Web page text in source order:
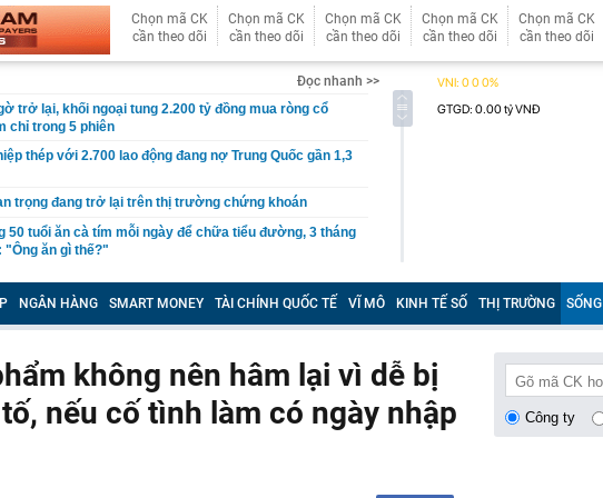
Chọn mã CK
cần theo dõi
Chọn mã CK
cần theo dõi
Chọn mã CK
cần theo dõi
Chọn mã CK
cần theo dõi
Chọn mã CK
cần theo dõi
Đọc nhanh >>
trở lại, khối ngoại tung 2.200 tỷ đồng mua ròng cổ
chỉ trong 5 phiên
thép với 2.700 lao động đang nợ Trung Quốc gần 1,3
trọng đang trở lại trên thị trường chứng khoán
50 tuổi ăn cà tím mỗi ngày để chữa tiểu đường, 3 tháng
"Ông ăn gì thế?"
biệt thự 9 phòng ngủ ở TP.HCM giá gốc 600 tỷ, giảm
bố phim Tết 2027, nghe tên ai cũng quả quyết “chắc
giấu kín suốt 15 năm trên iPhone
nhiều gia đình không còn phơi quần áo ở ban công?
ngoài trời đang được dùng theo 1 cách rất khác
NGÂN HÀNG SMART MONEY TÀI CHÍNH QUỐC TẾ VĨ MÔ KINH TẾ SỐ THỊ TRƯỜNG SỐNG
không nên hâm lại vì dễ bị
nếu cố tình làm có ngày nhập
Công ty